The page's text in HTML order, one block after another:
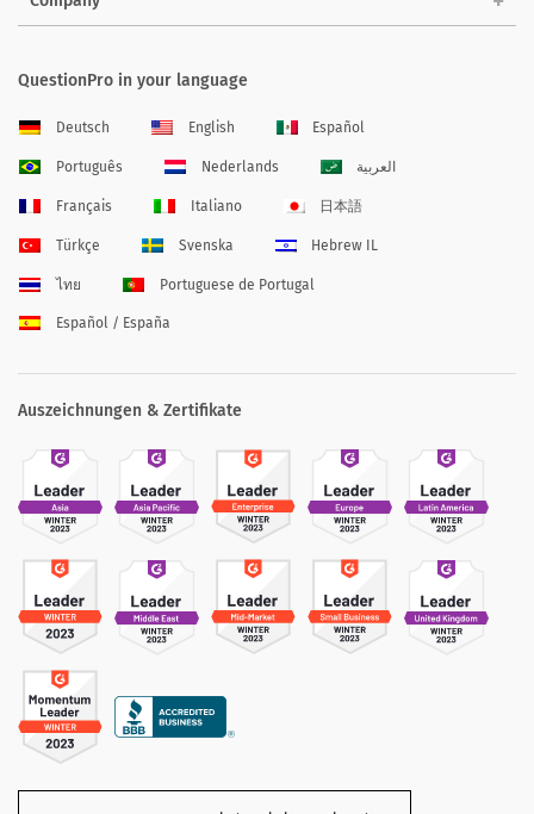
QuestionPro in your language
Deutsch English Español
Português Nederlands العربية
Français Italiano 日本語
Türkçe Svenska Hebrew IL
ไทย Portuguese de Portugal
Español / España
Auszeichnungen & Zertifikate